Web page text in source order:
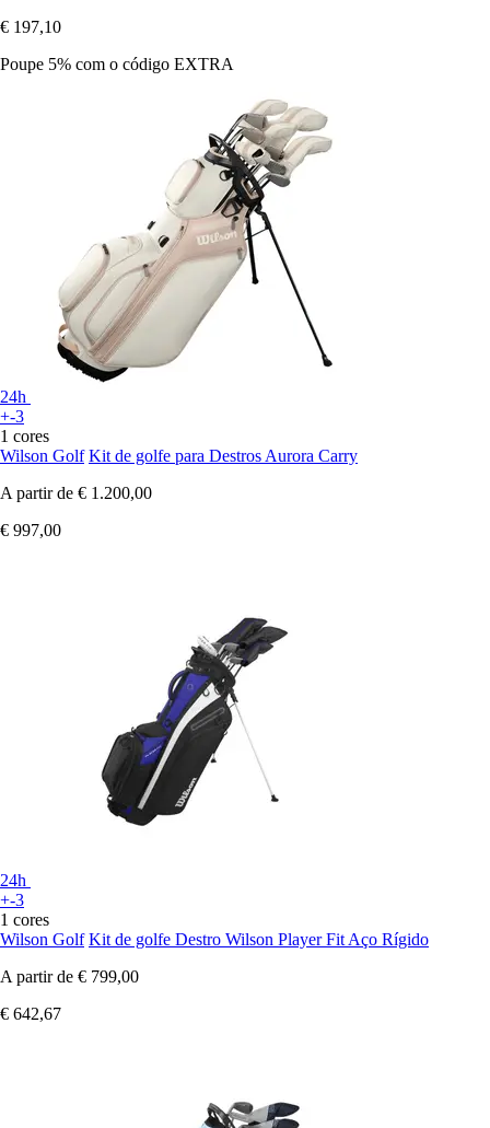
€ 197,10
Poupe 5% com o código EXTRA
24h
+-3
1 cores
Wilson Golf Kit de golfe para Destros Aurora Carry
A partir de € 1.200,00
€ 997,00
24h
+-3
1 cores
Wilson Golf Kit de golfe Destro Wilson Player Fit Aço Rígido
A partir de € 799,00
€ 642,67